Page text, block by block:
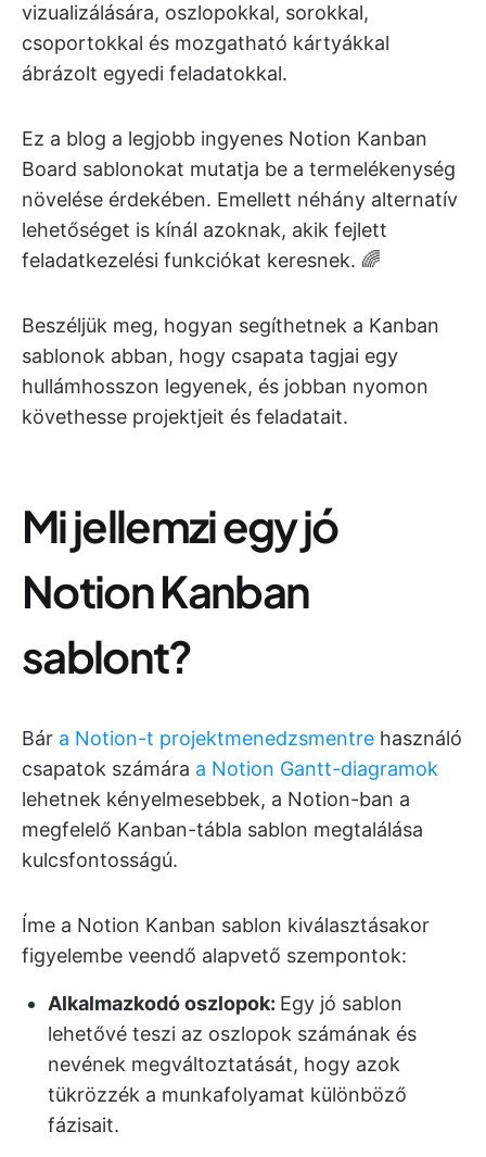
vizualizálására, oszlopokkal, sorokkal,
csoportokkal és mozgatható kártyákkal
ábrázolt egyedi feladatokkal.
Ez a blog a legjobb ingyenes Notion Kanban
Board sablonokat mutatja be a termelékenység
növelése érdekében. Emellett néhány alternatív
lehetőséget is kínál azoknak, akik fejlett
feladatkezelési funkciókat keresnek. 🌈
Beszéljük meg, hogyan segíthetnek a Kanban
sablonok abban, hogy csapata tagjai egy
hullámhosszon legyenek, és jobban nyomon
követhesse projektjeit és feladatait.
Mi jellemzi egy jó
Notion Kanban
sablont?
Bár a Notion-t projektmenedzsmentre használó
csapatok számára a Notion Gantt-diagramok
lehetnek kényelmesebbek, a Notion-ban a
megfelelő Kanban-tábla sablon megtalálása
kulcsfontosságú.
Íme a Notion Kanban sablon kiválasztásakor
figyelembe veendő alapvető szempontok:
Alkalmazkodó oszlopok: Egy jó sablon
lehetővé teszi az oszlopok számának és
nevének megváltoztatását, hogy azok
tükrözzék a munkafolyamat különböző
fázisait.